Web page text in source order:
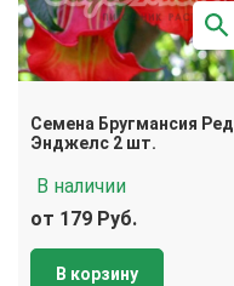
Семена Бругмансия Ред
Энджелс 2 шт.
В наличии
от 179 Руб.
В корзину